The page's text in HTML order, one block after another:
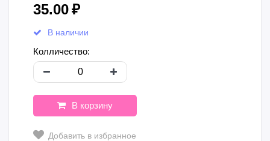
35.00₽
В наличии
Колличество:
В корзину
Добавить в избранное